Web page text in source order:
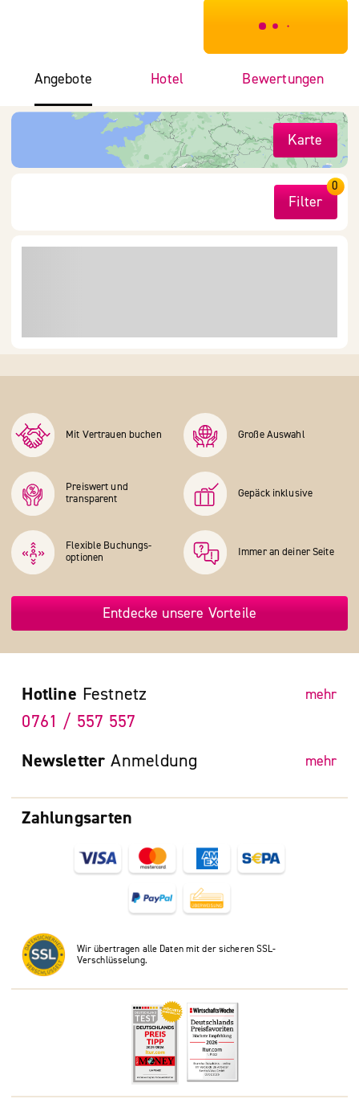
***************
Angebote Hotel Bewertungen
Karte
Filter
0
Mit Vertrauen buchen Große Auswahl
Preiswert und
transparent
Gepäck inklusive
Flexible Buchungs­
optionen
Immer an deiner Seite
Entdecke unsere Vorteile
Zahlungsarten
Wir übertragen alle Daten mit der sicheren SSL-
Verschlüsselung.
Hotline Festnetz mehr
0761 / 557 557
Newsletter Anmeldung mehr